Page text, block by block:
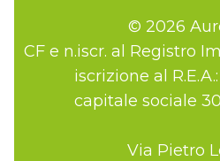
© 2026
CF e n.iscr. al Registro
iscrizione al
capitale sociale
Via Pietro